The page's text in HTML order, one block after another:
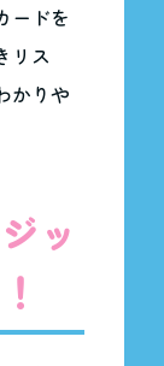
ードを
リス
かりや
ッ